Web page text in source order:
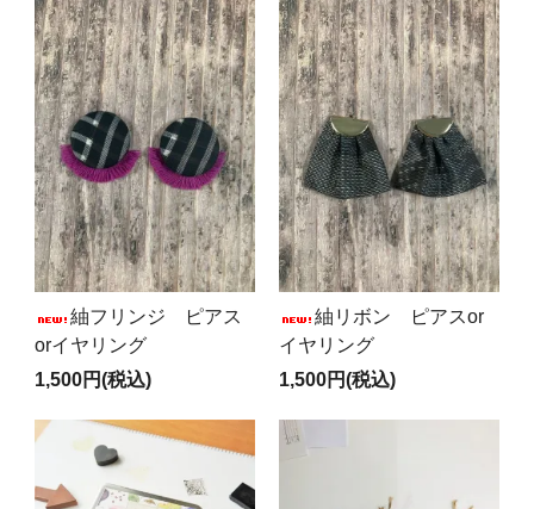
紬フリンジ ピアス
orイヤリング
1,500円(税込)
紬リボン ピアスor
イヤリング
1,500円(税込)